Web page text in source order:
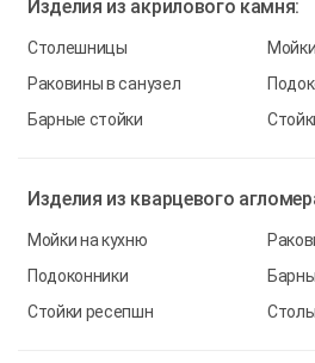
Изделия из акрилового камня:
Столешницы
Раковины в санузел
Барные стойки
Изделия из кварцевого
Мойки на кухню
Подоконники
Стойки ресепшн
Столы